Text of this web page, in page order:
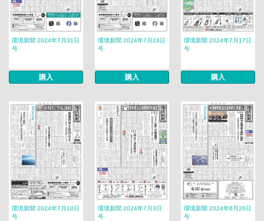
環境新聞 2024年7月31日
号
購入
環境新聞 2024年7月24日
号
購入
環境新聞 2024年7月17日
号
購入
環境新聞 2024年7月10日
号
環境新聞 2024年7月3日
号
環境新聞 2024年6月26日
号